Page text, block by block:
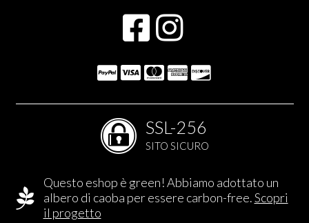
SSL-256
SITO SICURO
Questo eshop è green! Abbiamo adottato un
albero di caoba per essere carbon-free.Scopri
il progetto